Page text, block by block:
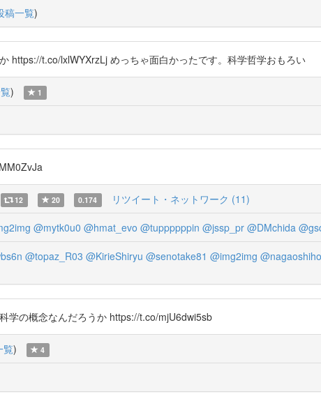
稿一覧)
https://t.co/lxlWYXrzLj めっちゃ面白かったです。科学哲学おもろい
) 1
12 20 0.174 リツイート・ネットワーク (11)
@mytk0u0 @hmat_evo @tuppppppin @jssp_pr @DMchida
@topaz_R03 @KirieShiryu @senotake81 @img2img
学の概念なんだろうか https://t.co/mjU6dwi5sb
覧) 4